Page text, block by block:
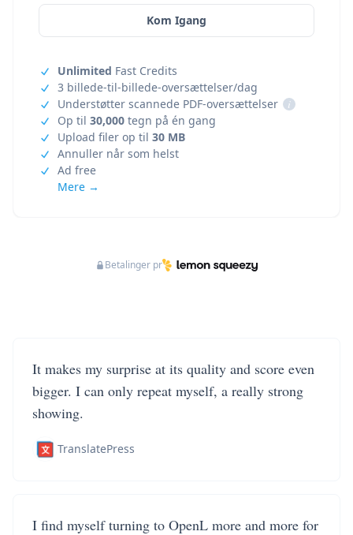
Kom Igang
Unlimited Fast Credits
3 billede-til-billede-oversættelser/dag
Understøtter scannede PDF-oversættelser
i
Op til 30,000 tegn på én gang
Upload filer op til 30 MB
Annuller når som helst
Ad free
Mere →
Betalinger pr
It makes my surprise at its quality and score even
bigger. I can only repeat myself, a really strong
showing.
TranslatePress
I find myself turning to OpenL more and more for